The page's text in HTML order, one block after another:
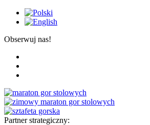
Obserwuj nas!
Partner strategiczny: